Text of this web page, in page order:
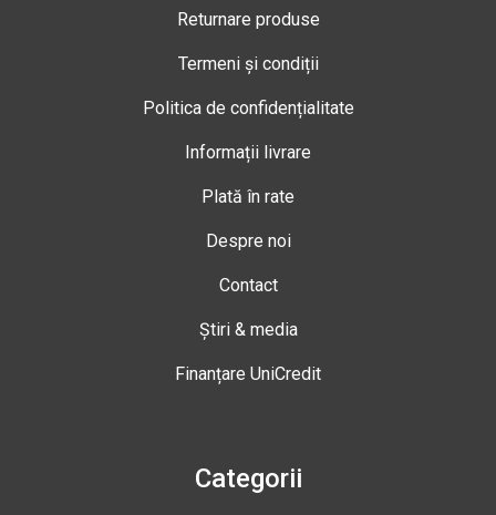
Returnare produse
Termeni și condiții
Politica de confidențialitate
Informații livrare
Plată în rate
Despre noi
Contact
Știri & media
Finanțare UniCredit
Categorii